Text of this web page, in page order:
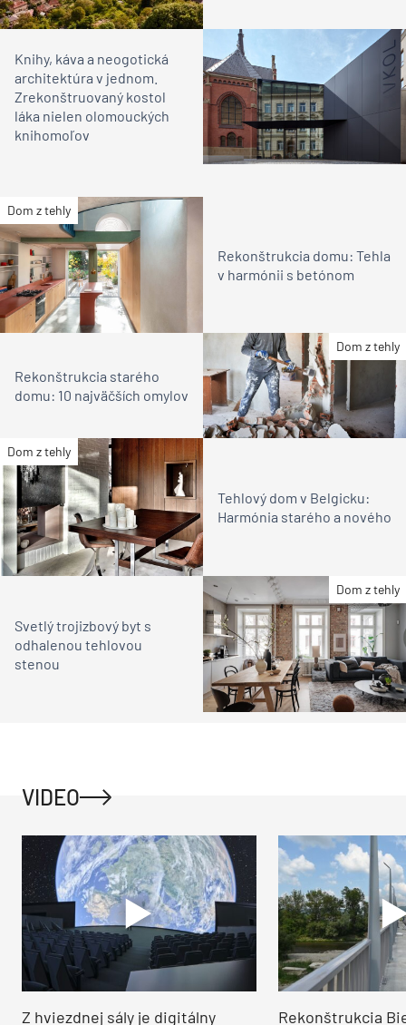
Knihy, káva a neogotická
architektúra v jednom.
Zrekonštruovaný kostol
láka nielen olomouckých
knihomoľov
Dom z tehly
Rekonštrukcia domu: Tehla
v harmónii s betónom
Dom z tehly
Rekonštrukcia starého
domu: 10 najväčších omylov
Dom z tehly
Tehlový dom v Belgicku:
Harmónia starého a nového
Dom z tehly
Svetlý trojizbový byt s
odhalenou tehlovou
stenou
VIDEO
Z hviezdnej sály je digitálny Rekonštrukcia